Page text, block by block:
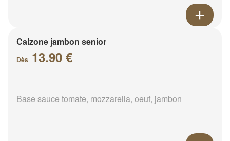
Calzone jambon senior
Dès 13.90 €
Base sauce tomate, mozzarella, oeuf, jambon